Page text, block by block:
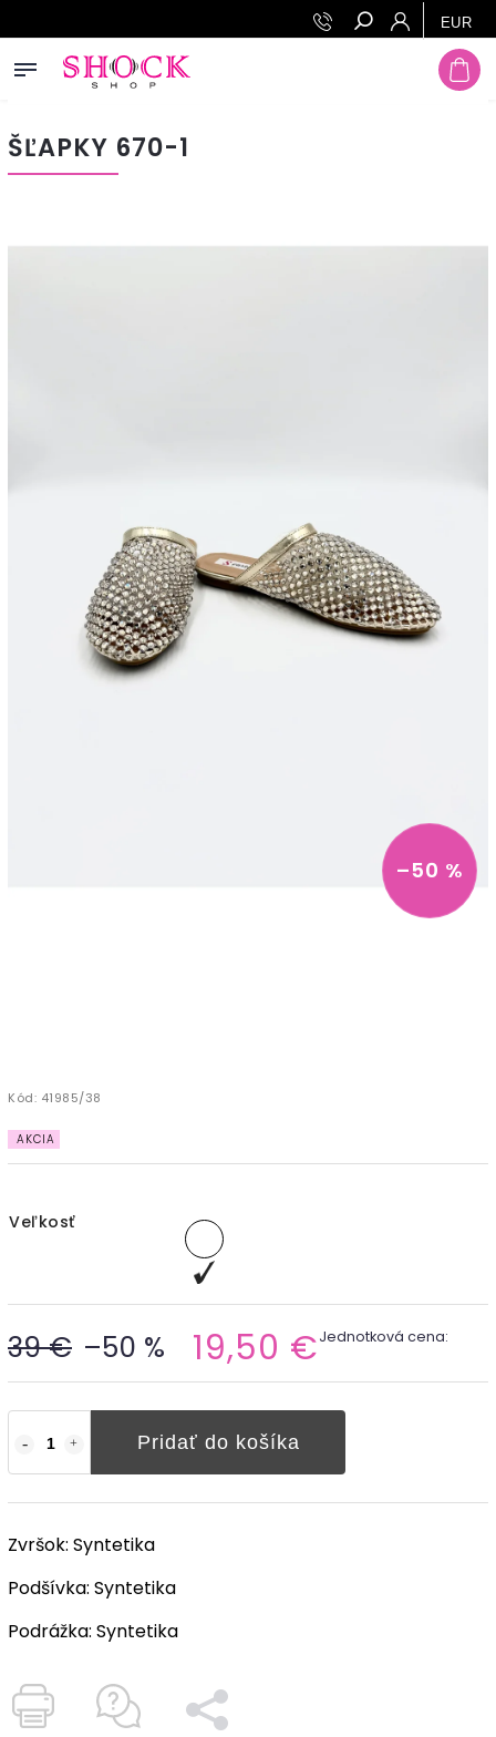
EUR
Hľadať
ŠĽAPKY 670-1
–50 %
Kód: 41985/38
AKCIA
Veľkosť
39 € –50 % 19,50 €Jednotková cena:
Pridať do košíka
Zvršok: Syntetika
Podšívka: Syntetika
Podrážka: Syntetika